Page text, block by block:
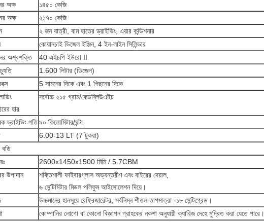
অক্ষ
১৪৫০ কেজি
অক্ষ
২১৭০ কেজি
২ জন যাত্রী, বাম হাতের ড্রাইভিং, এয়ার কন্ডিশনার
কোয়ানচাই ডিজেল ইঞ্জিন, 4 ইন-লাইন সিলিন্ডার
অশ্বশক্তি
40 এইচপি ইউরো II
1.600 লিটার (ডিজেল)
5 সামনের দিকে এবং 1 পিছনের দিকে
হার
সর্বোচ্চ ২১৫ গ্রাম/কেডব্লিউএইচ
ড্রাইভিং গতি৯০ কিলোমিটার/ঘন্টা
6.00-13 LT (7 টুকরা)
বডি
2600x1450x1500 মিমি / 5.7CBM
উপাদান
শক্তিশালী ফাইবারগ্লাস অভ্যন্তরীণ এবং বাইরের দেয়াল,
৬ সেন্টিমিটার মিডল পলিফুম আইসোলেশন দিয়ে।
উচ্চমানের হানসুয়ে রেফ্রিজারেটর, সর্বনিম্ন শীতল তাপমাত্রা -১৮ সেন্টিগ্রেড।
কোম্পানির লোগো বা কোনো বিজ্ঞাপন গ্রাহকের নকশা অনুযায়ী ক্যারিজ দেহে মুদ্রিত করা যেতে পারে।